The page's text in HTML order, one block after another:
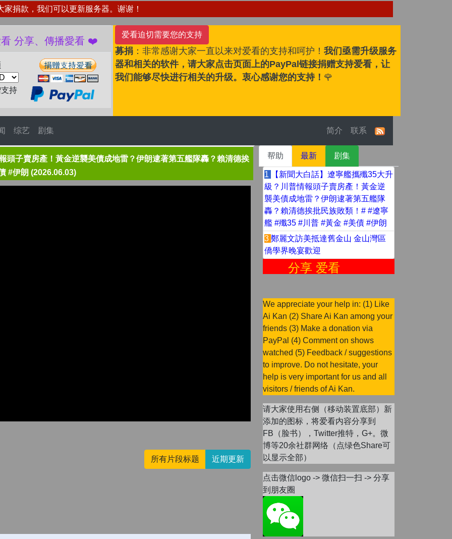
捐款，我们可以更新服务器。谢谢！
播愛看 ❤️
持
爱看迫切需要您的支持
募捐 ：非常感谢大家一直以来对爱看的支持和呵护！ 我们亟需升级服务
器和相关的软件，请大家点击页面上的PayPal链接捐赠支持爱看，让
我们能够尽快进行相关的升级。衷心感谢您的支持！ 🌹
综艺 剧集 简介 联系
頭子賣房產！黃金逆襲美債成地雷？伊朗逮著第五艦隊轟？賴清德挨
#伊朗 (2026.06.03)
所有片段标题 近期更新
帮助 最新 剧集
1
【新聞大白話】遼寧艦攜殲35大升
級？川普情報頭子賣房產！黃金逆
襲美債成地雷？伊朗逮著第五艦隊
轟？賴清德挨批民族敗類！# #遼寧
艦 #殲35 #川普 #黃金 #美債 #伊朗
3 鄭麗文訪美抵達舊金山 金山灣區
僑學界晚宴歡迎
分享 爱看
We appreciate your help in: (1) Like
Ai Kan (2) Share Ai Kan among your
friends (3) Make a donation via
PayPal (4) Comment on shows
watched (5) Feedback / suggestions
to improve. Do not hesitate, your
help is very important for us and all
visitors / friends of Ai Kan.
请大家使用右侧（移动装置底部）新
添加的图标，将爱看内容分享到
FB（脸书），Twitter推特，G+。微
博等20余社群网络（点绿色Share可
以显示全部）
点击微信logo -> 微信扫一扫 -> 分享
到朋友圈